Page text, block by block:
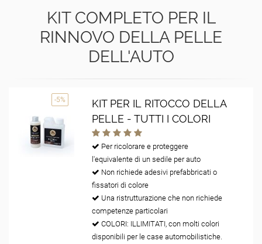
KIT COMPLETO PER IL
RINNOVO DELLA PELLE
DELL'AUTO
-5%
KIT PER IL RITOCCO DELLA
PELLE - TUTTI I COLORI
Per ricolorare e proteggere
l'equivalente di un sedile per auto
Non richiede adesivi prefabbricati o
fissatori di colore
Una ristrutturazione che non richiede
competenze particolari
COLORI: ILLIMITATI, con molti colori
disponibili per le case automobilistiche.